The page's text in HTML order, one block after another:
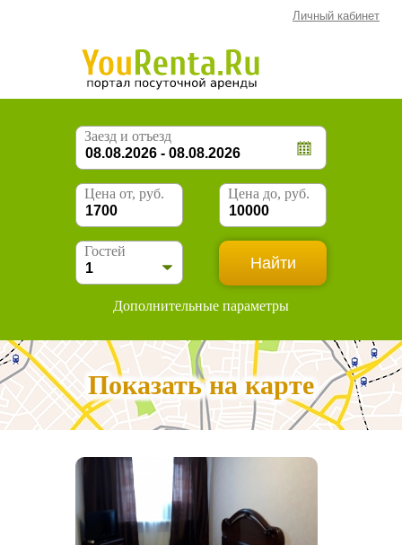
Личный кабинет
Заезд и отъезд
Цена от, руб. Цена до, руб.
Гостей
Дополнительные параметры
Показать на карте